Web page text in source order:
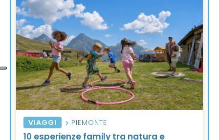
VIAGGI PIEMONTE
10 esperienze family tra natura e